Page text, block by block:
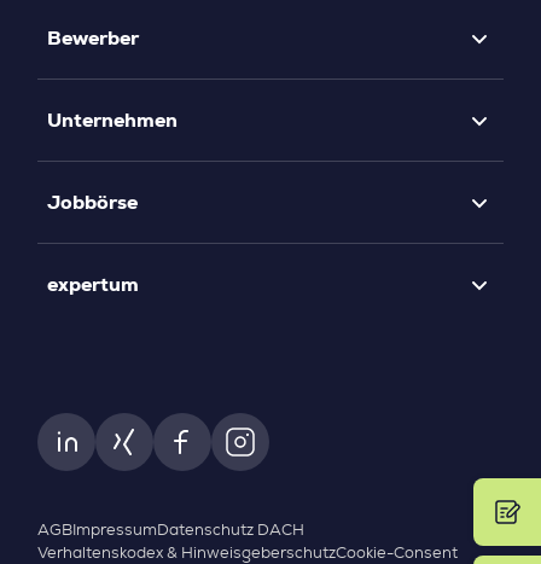
Bewerber
Unternehmen
Jobbörse
expertum
AGB Impressum Datenschutz DACH
Verhaltenskodex & HinweisgeberschutzCookie-Consent